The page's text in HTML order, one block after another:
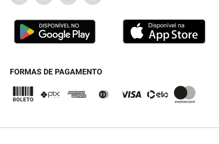
BLOG
SEJA UM REVENDEDOR
FORMAS DE PAGAMENTO